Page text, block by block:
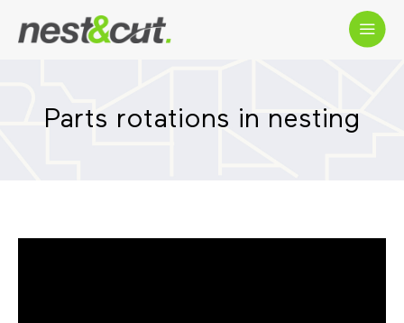
Parts rotations in nesting